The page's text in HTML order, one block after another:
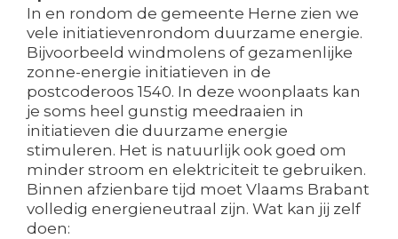
In en rondom de gemeente Herne zien we
vele initiatievenrondom duurzame energie.
Bijvoorbeeld windmolens of gezamenlijke
zonne-energie initiatieven in de
postcoderoos 1540. In deze woonplaats kan
je soms heel gunstig meedraaien in
initiatieven die duurzame energie
stimuleren. Het is natuurlijk ook goed om
minder stroom en elektriciteit te gebruiken.
Binnen afzienbare tijd moet Vlaams Brabant
volledig energieneutraal zijn. Wat kan jij zelf
doen: